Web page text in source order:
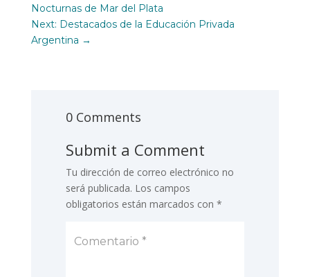
Nocturnas de Mar del Plata
Next: Destacados de la Educación Privada
Argentina →
0 Comments
Submit a Comment
Tu dirección de correo electrónico no
será publicada. Los campos
obligatorios están marcados con *